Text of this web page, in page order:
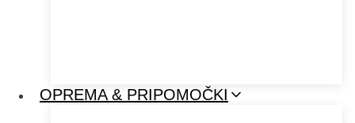
OPREMA & PRIPOMOČKI